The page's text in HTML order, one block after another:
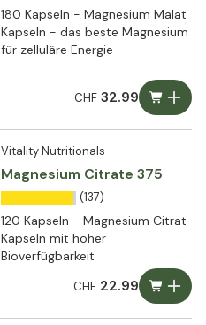
180 Kapseln - Magnesium Malat
Kapseln - das beste Magnesium
für zelluläre Energie
CHF32.99
Vitality Nutritionals
Magnesium Citrate 375
(137)
120 Kapseln - Magnesium Citrat
Kapseln mit hoher
Bioverfügbarkeit
CHF22.99